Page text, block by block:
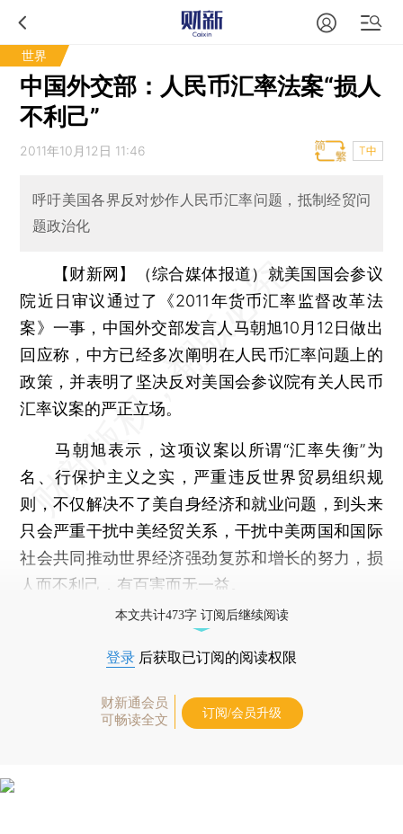
世界
中国外交部：人民币汇率法案“损人
不利己”
2011年10月12日 11:46 T中
呼吁美国各界反对炒作人民币汇率问题，抵制经贸问
题政治化
【财新网】（综合媒体报道） 就美国国会参议
院近日审议通过了《2011年货币汇率监督改革法
案》一事，中国外交部发言人马朝旭10月12日做出
回应称，中方已经多次阐明在人民币汇率问题上的
政策，并表明了坚决反对美国会参议院有关人民币
汇率议案的严正立场。
马朝旭表示，这项议案以所谓“汇率失衡”为
名、行保护主义之实，严重违反世界贸易组织规
则，不仅解决不了美自身经济和就业问题，到头来
只会严重干扰中美经贸关系，干扰中美两国和国际
社会共同推动世界经济强劲复苏和增长的努力，损
人而不利己，有百害而无一益。
本文共计473字 订阅后继续阅读
登录 后获取已订阅的阅读权限
财新通会员
可畅读全文
订阅/会员升级